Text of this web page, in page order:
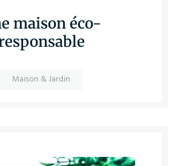
maison éco-
Maison & Jardin